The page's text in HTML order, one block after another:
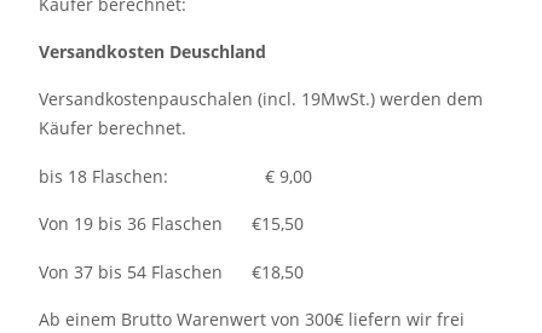
Versandkosten Deuschland
Versandkostenpauschalen (incl. 19MwSt.) werden dem
Käufer berechnet.
bis 18 Flaschen: € 9,00
Von 19 bis 36 Flaschen €15,50
Von 37 bis 54 Flaschen €18,50
Ab einem Brutto Warenwert von 300€ liefern wir frei